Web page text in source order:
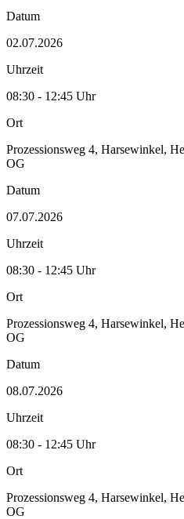
Datum
02.07.2026
Uhrzeit
08:30 - 12:45 Uhr
Ort
Prozessionsweg 4, Harsewinkel,
OG
Datum
07.07.2026
Uhrzeit
08:30 - 12:45 Uhr
Ort
Prozessionsweg 4, Harsewinkel,
OG
Datum
08.07.2026
Uhrzeit
08:30 - 12:45 Uhr
Ort
Prozessionsweg 4, Harsewinkel,
OG